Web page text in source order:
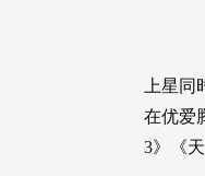
上星
在优爱
3》《